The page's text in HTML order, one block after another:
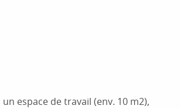
espace de travail (env. 10 m2),